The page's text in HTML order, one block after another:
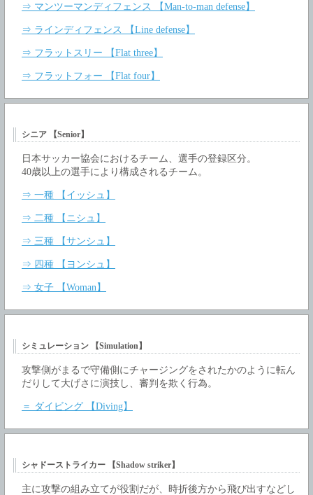
⇒ マンツーマンディフェンス 【Man-to-man defense】
⇒ ラインディフェンス 【Line defense】
⇒ フラットスリー 【Flat three】
⇒ フラットフォー 【Flat four】
シニア 【Senior】
日本サッカー協会におけるチーム、選手の登録区分。
40歳以上の選手により構成されるチーム。
⇒ 一種 【イッシュ】
⇒ 二種 【ニシュ】
⇒ 三種 【サンシュ】
⇒ 四種 【ヨンシュ】
⇒ 女子 【Woman】
シミュレーション 【Simulation】
攻撃側がまるで守備側にチャージングをされたかのように転ん
だりして大げさに演技し、審判を欺く行為。
＝ ダイビング 【Diving】
シャドーストライカー 【Shadow striker】
主に攻撃の組み立てが役割だが、時折後方から飛び出すなどし